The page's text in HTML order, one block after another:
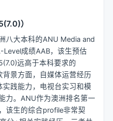
）
八大本科的ANU Media and
成绩AAB，该生预估
远高于本科要求的
景方面，自媒体运营经历
实践能力，电视台实习和模
力。ANU作为澳洲排名第一
该生的综合profile非常契